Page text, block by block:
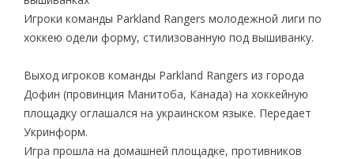
Игроки команды Parkland Rangers молодежной лиги по
хоккею одели форму, стилизованную под вышиванку.
Выход игроков команды Parkland Rangers из города
Дофин (провинция Манитоба, Канада) на хоккейную
площадку оглашался на украинском языке. Передает
Укринформ.
Игра прошла на домашней площадке, противников